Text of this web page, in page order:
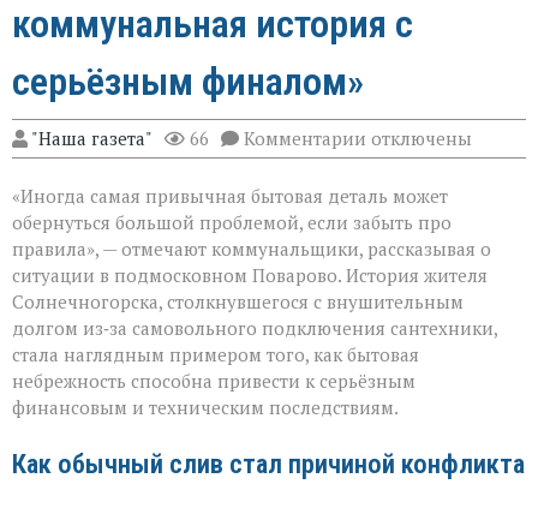
коммунальная история с
серьёзным финалом»
"Наша газета" 66 Комментарии к
записи
как
повод
долга:
коммунальная
история
с
серьёзным
финалом»
отключены
«Иногда самая привычная бытовая деталь может
обернуться большой проблемой, если забыть про
правила», — отмечают коммунальщики, рассказывая о
ситуации в подмосковном Поварово. История жителя
Солнечногорска, столкнувшегося с внушительным
долгом из‑за самовольного подключения сантехники,
стала наглядным примером того, как бытовая
небрежность способна привести к серьёзным
финансовым и техническим последствиям.
Как обычный слив стал причиной конфликта